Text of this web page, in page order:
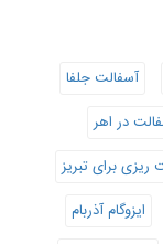
آسفالت جلفا
در اهر
ریزی برای تبریز
ایزوگام آذربام